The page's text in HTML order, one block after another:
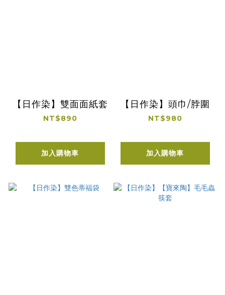
【日作染】雙面面紙套
NT$890
加入購物車
【日作染】頭巾/脖圍
NT$980
加入購物車